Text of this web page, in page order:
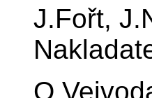
J.Fořt,